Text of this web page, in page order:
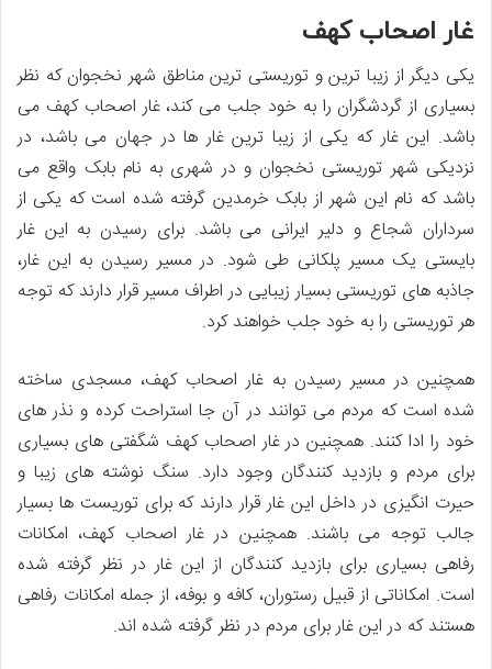
غار اصحاب کهف
یکی دیگر از زیبا ترین و توریستی ترین مناطق شهر نخجوان که نظر
بسیاری از گردشگران را به خود جلب می کند، غار اصحاب کهف می
باشد. این غار که یکی از زیبا ترین غار ها در جهان می باشد، در
نزدیکی شهر توریستی نخجوان و در شهری به نام بابک واقع می
باشد که نام این شهر از بابک خرمدین گرفته شده است که یکی از
سرداران شجاع و دلیر ایرانی می باشد. برای رسیدن به این غار
بایستی یک مسیر پلکانی طی شود. در مسیر رسیدن به این غار،
جاذبه های توریستی بسیار زیبایی در اطراف مسیر قرار دارند که توجه
هر توریستی را به خود جلب خواهند کرد.
همچنین در مسیر رسیدن به غار اصحاب کهف، مسجدی ساخته
شده است که مردم می توانند در آن جا استراحت کرده و نذر های
خود را ادا کنند. همچنین در غار اصحاب کهف شگفتی های بسیاری
برای مردم و بازدید کنندگان وجود دارد. سنگ نوشته های زیبا و
حیرت انگیزی در داخل این غار قرار دارند که برای توریست ها بسیار
جالب توجه می باشند. همچنین در غار اصحاب کهف، امکانات
رفاهی بسیاری برای بازدید کنندگان از این غار در نظر گرفته شده
است. امکاناتی از قبیل رستوران، کافه و بوفه، از جمله امکانات رفاهی
هستند که در این غار برای مردم در نظر گرفته شده اند.